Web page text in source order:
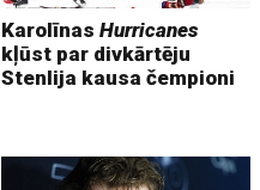
KarolīnasHurricanes
kļūst par divkārtēju
Stenlija kausa čempioni